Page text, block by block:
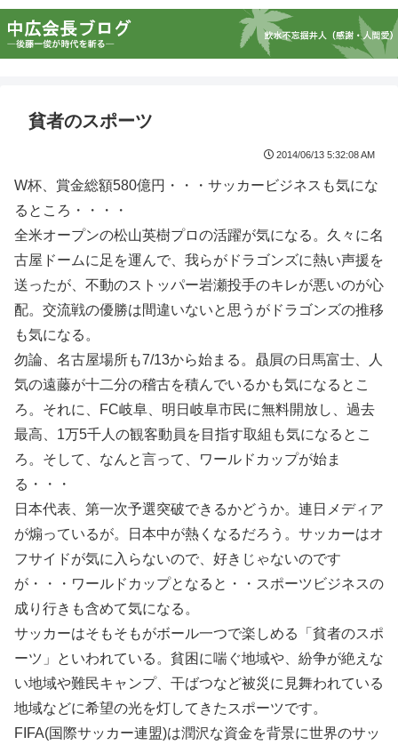
貧者のスポーツ
2014/06/13 5:32:08 AM
W杯、賞金総額580億円・・・サッカービジネスも気にな
るところ・・・・
全米オープンの松山英樹プロの活躍が気になる。久々に名
古屋ドームに足を運んで、我らがドラゴンズに熱い声援を
送ったが、不動のストッパー岩瀬投手のキレが悪いのが心
配。交流戦の優勝は間違いないと思うがドラゴンズの推移
も気になる。
勿論、名古屋場所も7/13から始まる。贔屓の日馬富士、人
気の遠藤が十二分の稽古を積んでいるかも気になるとこ
ろ。それに、FC岐阜、明日岐阜市民に無料開放し、過去
最高、1万5千人の観客動員を目指す取組も気になるとこ
ろ。そして、なんと言って、ワールドカップが始ま
る・・・
日本代表、第一次予選突破できるかどうか。連日メディア
が煽っているが。日本中が熱くなるだろう。サッカーはオ
フサイドが気に入らないので、好きじゃないのです
が・・・ワールドカップとなると・・スポーツビジネスの
成り行きも含めて気になる。
サッカーはそもそもがボール一つで楽しめる「貧者のスポ
ーツ」といわれている。貧困に喘ぐ地域や、紛争が絶えな
い地域や難民キャンプ、干ばつなど被災に見舞われている
地域などに希望の光を灯してきたスポーツです。
FIFA(国際サッカー連盟)は潤沢な資金を背景に世界のサッ